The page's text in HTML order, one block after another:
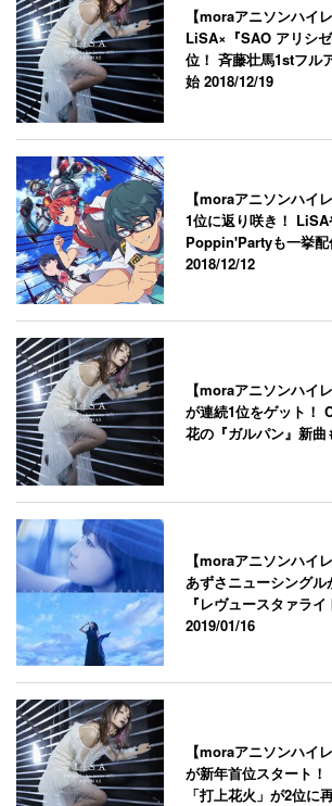
【moraアニソンハイ
LiSA×『SAO アリシ
位！ 斉藤壮馬1stフル
始2018/12/19
【moraアニソンハイ
1位に返り咲き！ LiSA
Poppin'Partyも一挙配
2018/12/12
【moraアニソンハイ
が連続1位をゲット！
花の『ガルパン』新
【moraアニソンハイ
あずさニューシングル
『レヴュースタァラ
2019/01/16
【moraアニソンハイ
が新年首位スタート
「打上花火」が2位に